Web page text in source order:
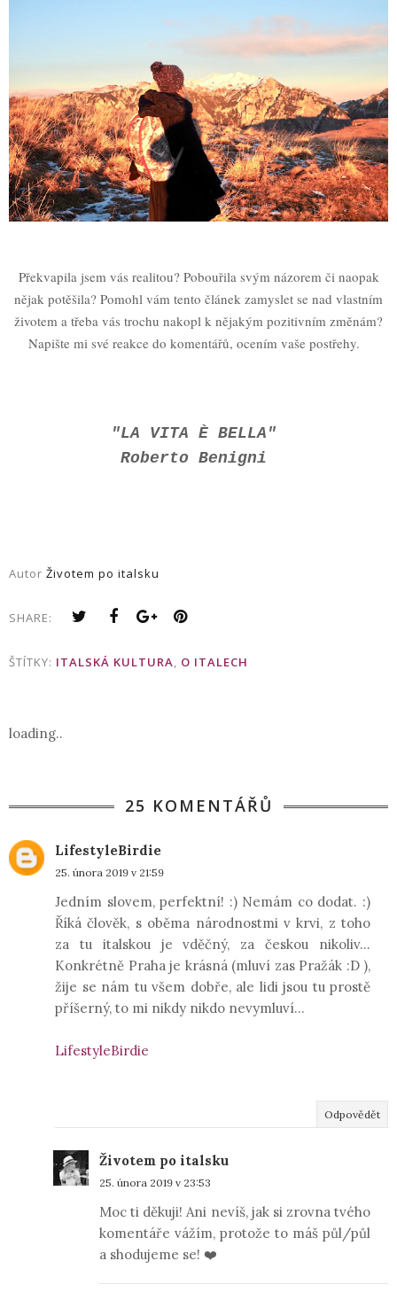
Překvapila jsem vás realitou? Pobouřila svým názorem či naopak
nějak potěšila? Pomohl vám tento článek zamyslet se nad vlastním
životem a třeba vás trochu nakopl k nějakým pozitivním změnám?
Napište mi své reakce do komentářů, ocením vaše postřehy.
"LA VITA È BELLA"
Roberto Benigni
Autor Životem po italsku
SHARE:
ŠTÍTKY: ITALSKÁ KULTURA O ITALECH
loading..
25 KOMENTÁŘŮ
LifestyleBirdie
25. února 2019 v 21:59
Jedním slovem, perfektní! :) Nemám co dodat. :)
Říká člověk, s oběma národnostmi v krvi, z toho
za tu italskou je vděčný, za českou nikoliv...
Konkrétně Praha je krásná (mluví zas Pražák :D ),
žije se nám tu všem dobře, ale lidi jsou tu prostě
příšerný, to mi nikdy nikdo nevymluví...
LifestyleBirdie
Odpovědět
Životem po italsku
25. února 2019 v 23:53
Moc ti děkuji! Ani nevíš, jak si zrovna tvého
komentáře vážím, protože to máš půl/půl
a shodujeme se! ❤️